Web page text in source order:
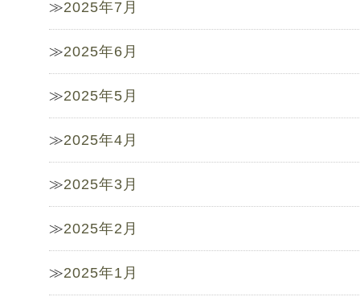
2025年7月
2025年6月
2025年5月
2025年4月
2025年3月
2025年2月
2025年1月